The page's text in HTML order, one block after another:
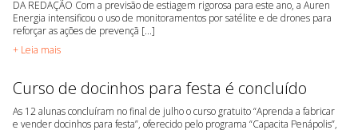
DA REDAÇÃO Com a previsão de estiagem rigorosa para este ano, a Auren
Energia intensificou o uso de monitoramentos por satélite e de drones para
reforçar as ações de prevençã [...]
+ Leia mais
Curso de docinhos para festa é concluído
As 12 alunas concluíram no final de julho o curso gratuito “Aprenda a fabricar
e vender docinhos para festa”, oferecido pelo programa “Capacita Penápolis”,